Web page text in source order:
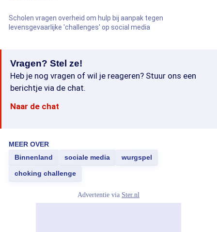
Scholen vragen overheid om hulp bij aanpak tegen
levensgevaarlijke 'challenges' op social media
Vragen? Stel ze!
Heb je nog vragen of wil je reageren? Stuur ons een
berichtje via de chat.
Naar de chat
MEER OVER
Binnenland
sociale media wurgspel
choking challenge
Advertentie via Ster.nl